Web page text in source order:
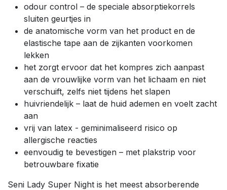
odour control – de speciale absorptiekorrels
sluiten geurtjes in
de anatomische vorm van het product en de
elastische tape aan de zijkanten voorkomen
lekken
het zorgt ervoor dat het kompres zich aanpast
aan de vrouwlijke vorm van het lichaam en niet
verschuift, zelfs niet tijdens het slapen
huivriendelijk – laat de huid ademen en voelt zacht
aan
vrij van latex - geminimaliseerd risico op
allergische reacties
eenvoudig te bevestigen – met plakstrip voor
betrouwbare fixatie
Seni Lady Super Night is het meest absorberende